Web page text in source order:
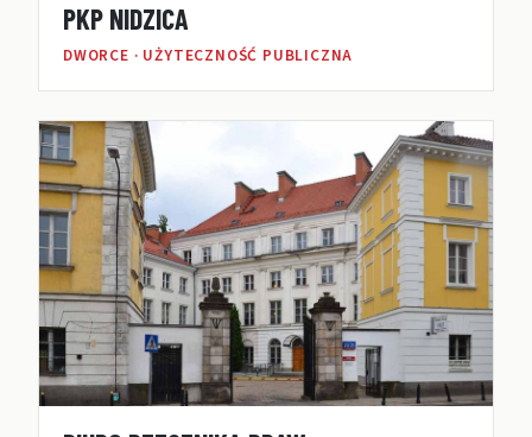
PKP NIDZICA
DWORCE · UŻYTECZNOŚĆ PUBLICZNA